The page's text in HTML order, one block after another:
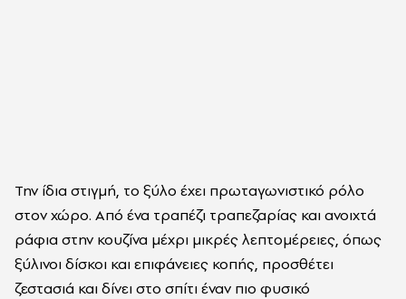
Την ίδια στιγμή, το ξύλο έχει πρωταγωνιστικό ρόλο
στον χώρο. Από ένα τραπέζι τραπεζαρίας και ανοιχτά
ράφια στην κουζίνα μέχρι μικρές λεπτομέρειες, όπως
ξύλινοι δίσκοι και επιφάνειες κοπής, προσθέτει
ζεστασιά και δίνει στο σπίτι έναν πιο φυσικό